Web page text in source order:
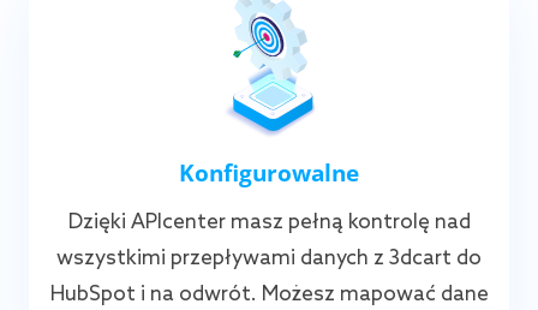
Konfigurowalne
Dzięki APIcenter masz pełną kontrolę nad
wszystkimi przepływami danych z 3dcart do
HubSpot i na odwrót. Możesz mapować dane